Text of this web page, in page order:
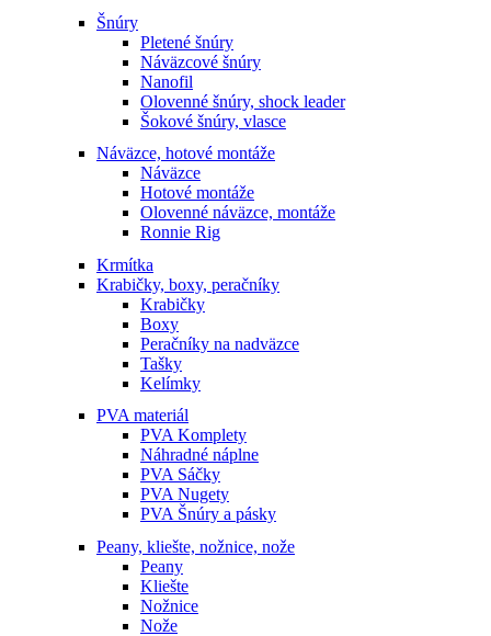
Šnúry
Pletené šnúry
Náväzcové šnúry
Nanofil
Olovenné šnúry, shock leader
Šokové šnúry, vlasce
Náväzce, hotové montáže
Náväzce
Hotové montáže
Olovenné náväzce, montáže
Ronnie Rig
Krmítka
Krabičky, boxy, peračníky
Krabičky
Boxy
Peračníky na nadväzce
Tašky
Kelímky
PVA materiál
PVA Komplety
Náhradné náplne
PVA Sáčky
PVA Nugety
PVA Šnúry a pásky
Peany, kliešte, nožnice, nože
Peany
Kliešte
Nožnice
Nože